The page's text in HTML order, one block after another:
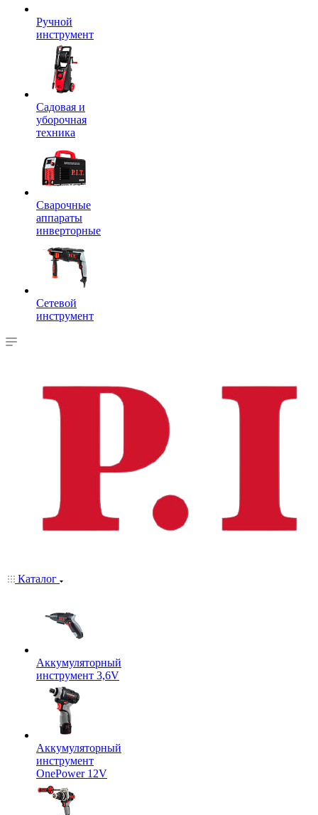
Ручной
инструмент
Садовая и
уборочная
техника
Сварочные
аппараты
инверторные
Сетевой
инструмент
Каталог
Аккумуляторный
инструмент 3,6V
Аккумуляторный
инструмент
OnePower 12V